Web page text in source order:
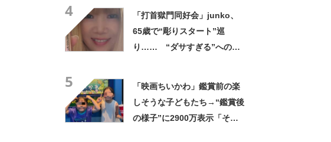
4
「打首獄門同好会」junko、
65歳で“彫りスタート”巡
り…… “ダサすぎる”への持
5
「映画ちいかわ」鑑賞前の楽
しそうな子どもたち→“鑑賞後
の様子”に2900万表示「そう